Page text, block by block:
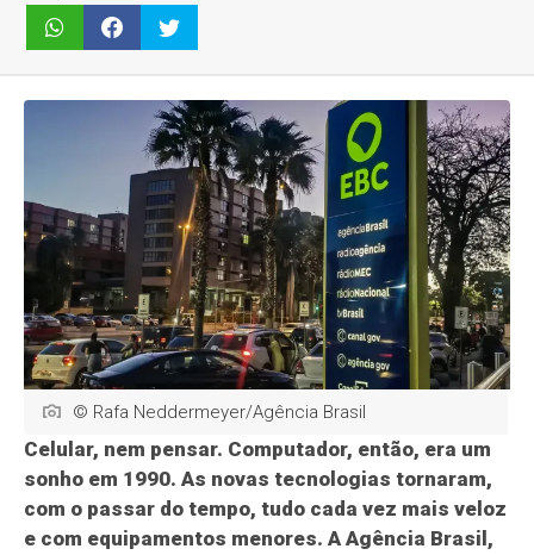
© Rafa Neddermeyer/Agência Brasil
Celular, nem pensar. Computador, então, era um
sonho em 1990. As novas tecnologias tornaram,
com o passar do tempo, tudo cada vez mais veloz
e com equipamentos menores. A Agência Brasil,